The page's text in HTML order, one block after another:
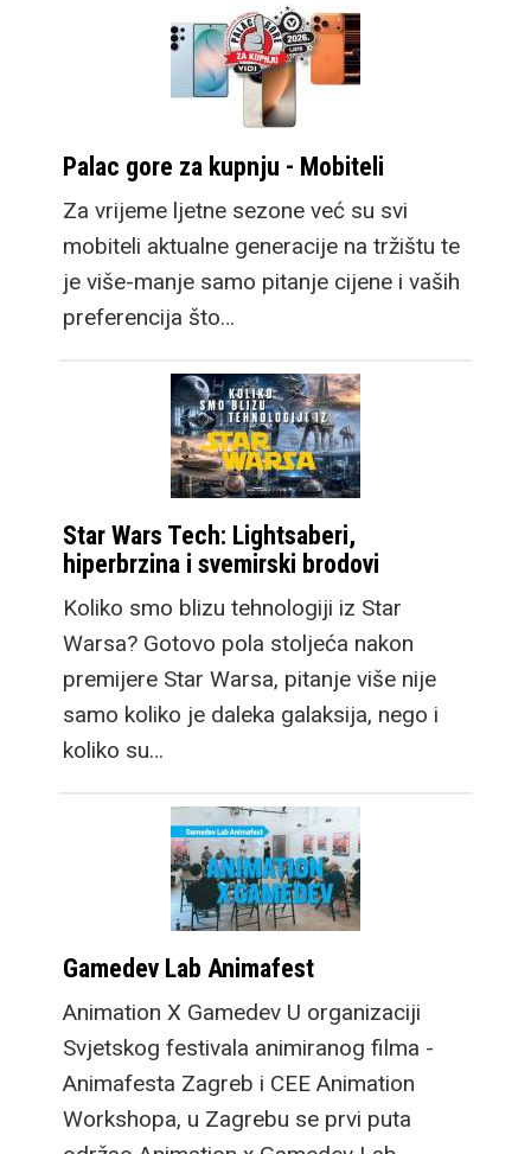
Palac gore za kupnju - Mobiteli
Za vrijeme ljetne sezone već su svi
mobiteli aktualne generacije na tržištu te
je više-manje samo pitanje cijene i vaših
preferencija što…
Star Wars Tech: Lightsaberi,
hiperbrzina i svemirski brodovi
Koliko smo blizu tehnologiji iz Star
Warsa? Gotovo pola stoljeća nakon
premijere Star Warsa, pitanje više nije
samo koliko je daleka galaksija, nego i
koliko su…
Gamedev Lab Animafest
Animation X Gamedev U organizaciji
Svjetskog festivala animiranog filma -
Animafesta Zagreb i CEE Animation
Workshopa, u Zagrebu se prvi puta